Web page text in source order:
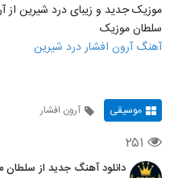
موزیک جدید و زیبای درد شیرین از
سلطان موزیک
آهنگ آرون افشار درد شیرین
موسیقی آرون افشار
۲۵۱
دانلود آهنگ جدید از سلطان